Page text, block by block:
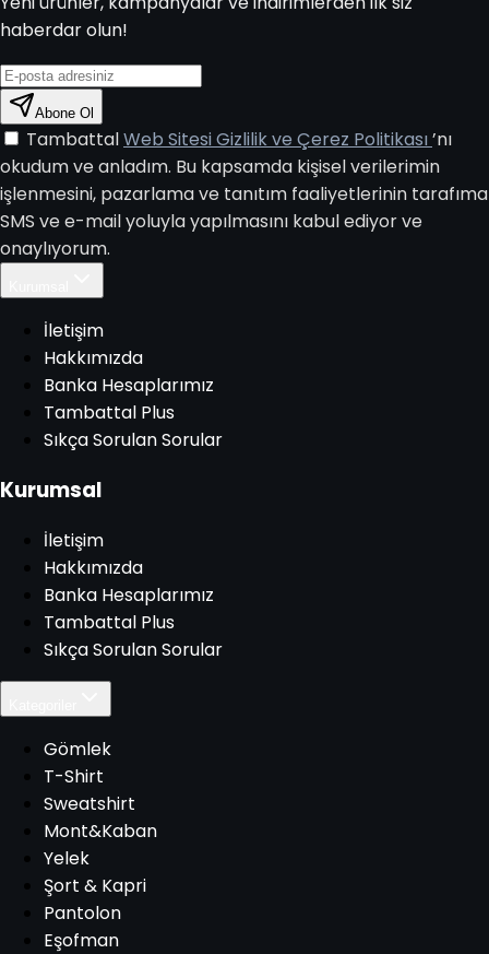
haberdar olun!
Abone Ol
TambattalWeb Sitesi Gizlilik ve Çerez Politikası’nı
okudum ve anladım. Bu kapsamda kişisel verilerimin
işlenmesini, pazarlama ve tanıtım faaliyetlerinin tarafıma
SMS ve e-mail yoluyla yapılmasını kabul ediyor ve
onaylıyorum.
İletişim
Hakkımızda
Banka Hesaplarımız
Tambattal Plus
Sıkça Sorulan Sorular
Kurumsal
İletişim
Hakkımızda
Banka Hesaplarımız
Tambattal Plus
Sıkça Sorulan Sorular
Gömlek
T-Shirt
Sweatshirt
Mont&Kaban
Yelek
Şort & Kapri
Pantolon
Eşofman